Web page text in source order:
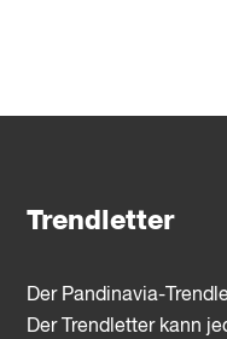
Trendletter
Der Pandinavia-
Der Trendletter kann